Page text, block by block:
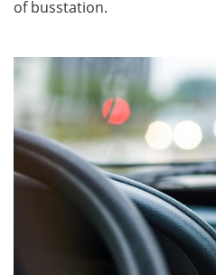
of busstation.